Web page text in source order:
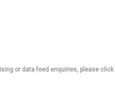
or data feed enquiries, please click